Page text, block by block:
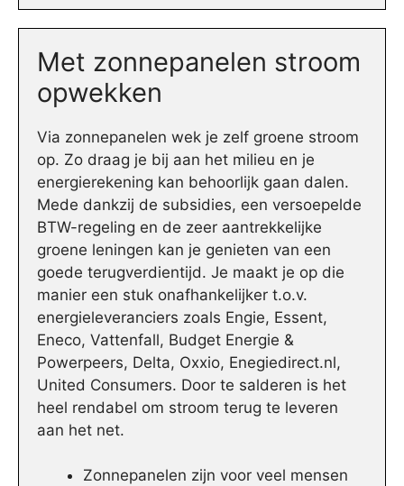
Met zonnepanelen stroom
opwekken
Via zonnepanelen wek je zelf groene stroom
op. Zo draag je bij aan het milieu en je
energierekening kan behoorlijk gaan dalen.
Mede dankzij de subsidies, een versoepelde
BTW-regeling en de zeer aantrekkelijke
groene leningen kan je genieten van een
goede terugverdientijd. Je maakt je op die
manier een stuk onafhankelijker t.o.v.
energieleveranciers zoals Engie, Essent,
Eneco, Vattenfall, Budget Energie &
Powerpeers, Delta, Oxxio, Enegiedirect.nl,
United Consumers. Door te salderen is het
heel rendabel om stroom terug te leveren
aan het net.
Zonnepanelen zijn voor veel mensen